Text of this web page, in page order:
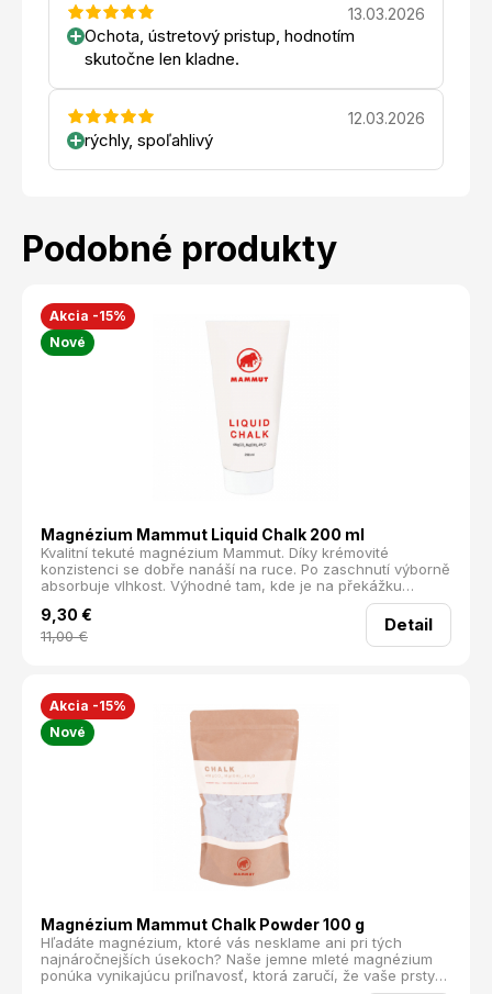
13.03.2026
Ochota, ústretový pristup, hodnotím
skutočne len kladne.
12.03.2026
rýchly, spoľahlivý
Podobné produkty
Akcia -15%
Nové
Magnézium Mammut Liquid Chalk 200 ml
Kvalitní tekuté magnézium Mammut. Díky krémovité
konzistenci se dobře nanáší na ruce. Po zaschnutí výborně
absorbuje vlhkost. Výhodné tam, kde je na překážku
9,30 €
11,00€
Detail
Akcia -15%
Nové
Magnézium Mammut Chalk Powder 100 g
Hľadáte magnézium, ktoré vás nesklame ani pri tých
najnáročnejších úsekoch? Naše jemne mleté magnézium
ponúka vynikajúcu priľnavosť, ktorá zaručí, že vaše prsty